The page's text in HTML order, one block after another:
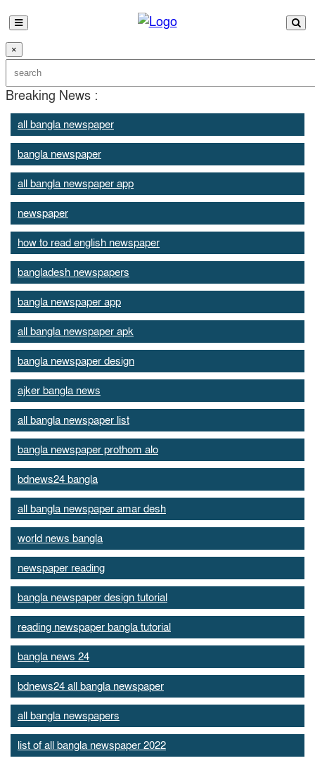
×
Breaking News :
all bangla newspaper
bangla newspaper
all bangla newspaper app
newspaper
how to read english newspaper
bangladesh newspapers
bangla newspaper app
all bangla newspaper apk
bangla newspaper design
ajker bangla news
all bangla newspaper list
bangla newspaper prothom alo
bdnews24 bangla
all bangla newspaper amar desh
world news bangla
newspaper reading
bangla newspaper design tutorial
reading newspaper bangla tutorial
bangla news 24
bdnews24 all bangla newspaper
all bangla newspapers
list of all bangla newspaper 2022